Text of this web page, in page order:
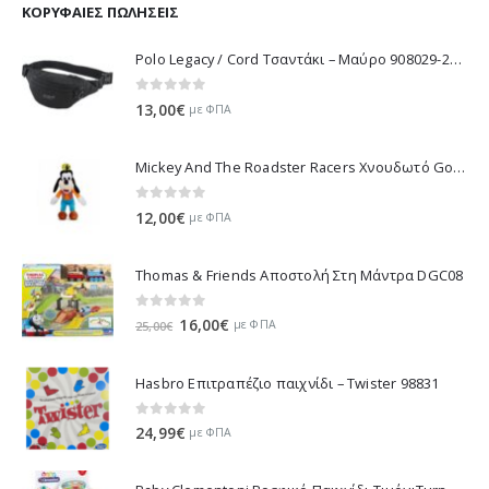
ΚΟΡΥΦΑΊΕΣ ΠΩΛΉΣΕΙΣ
Polo Legacy / Cord Τσαντάκι – Μαύρο 908029-2000 2022
13,00€ με ΦΠΑ
Mickey And The Roadster Racers Χνουδωτό Goofy 25 εκ 1607-01691
12,00€ με ΦΠΑ
Thomas & Friends Αποστολή Στη Μάντρα DGC08
out of 5
25,00€ Original
25,00€.
16,00€ Η
είναι:
με ΦΠΑ
Hasbro Επιτραπέζιο παιχνίδι – Twister 98831
0 out of 5
24,99€ με ΦΠΑ